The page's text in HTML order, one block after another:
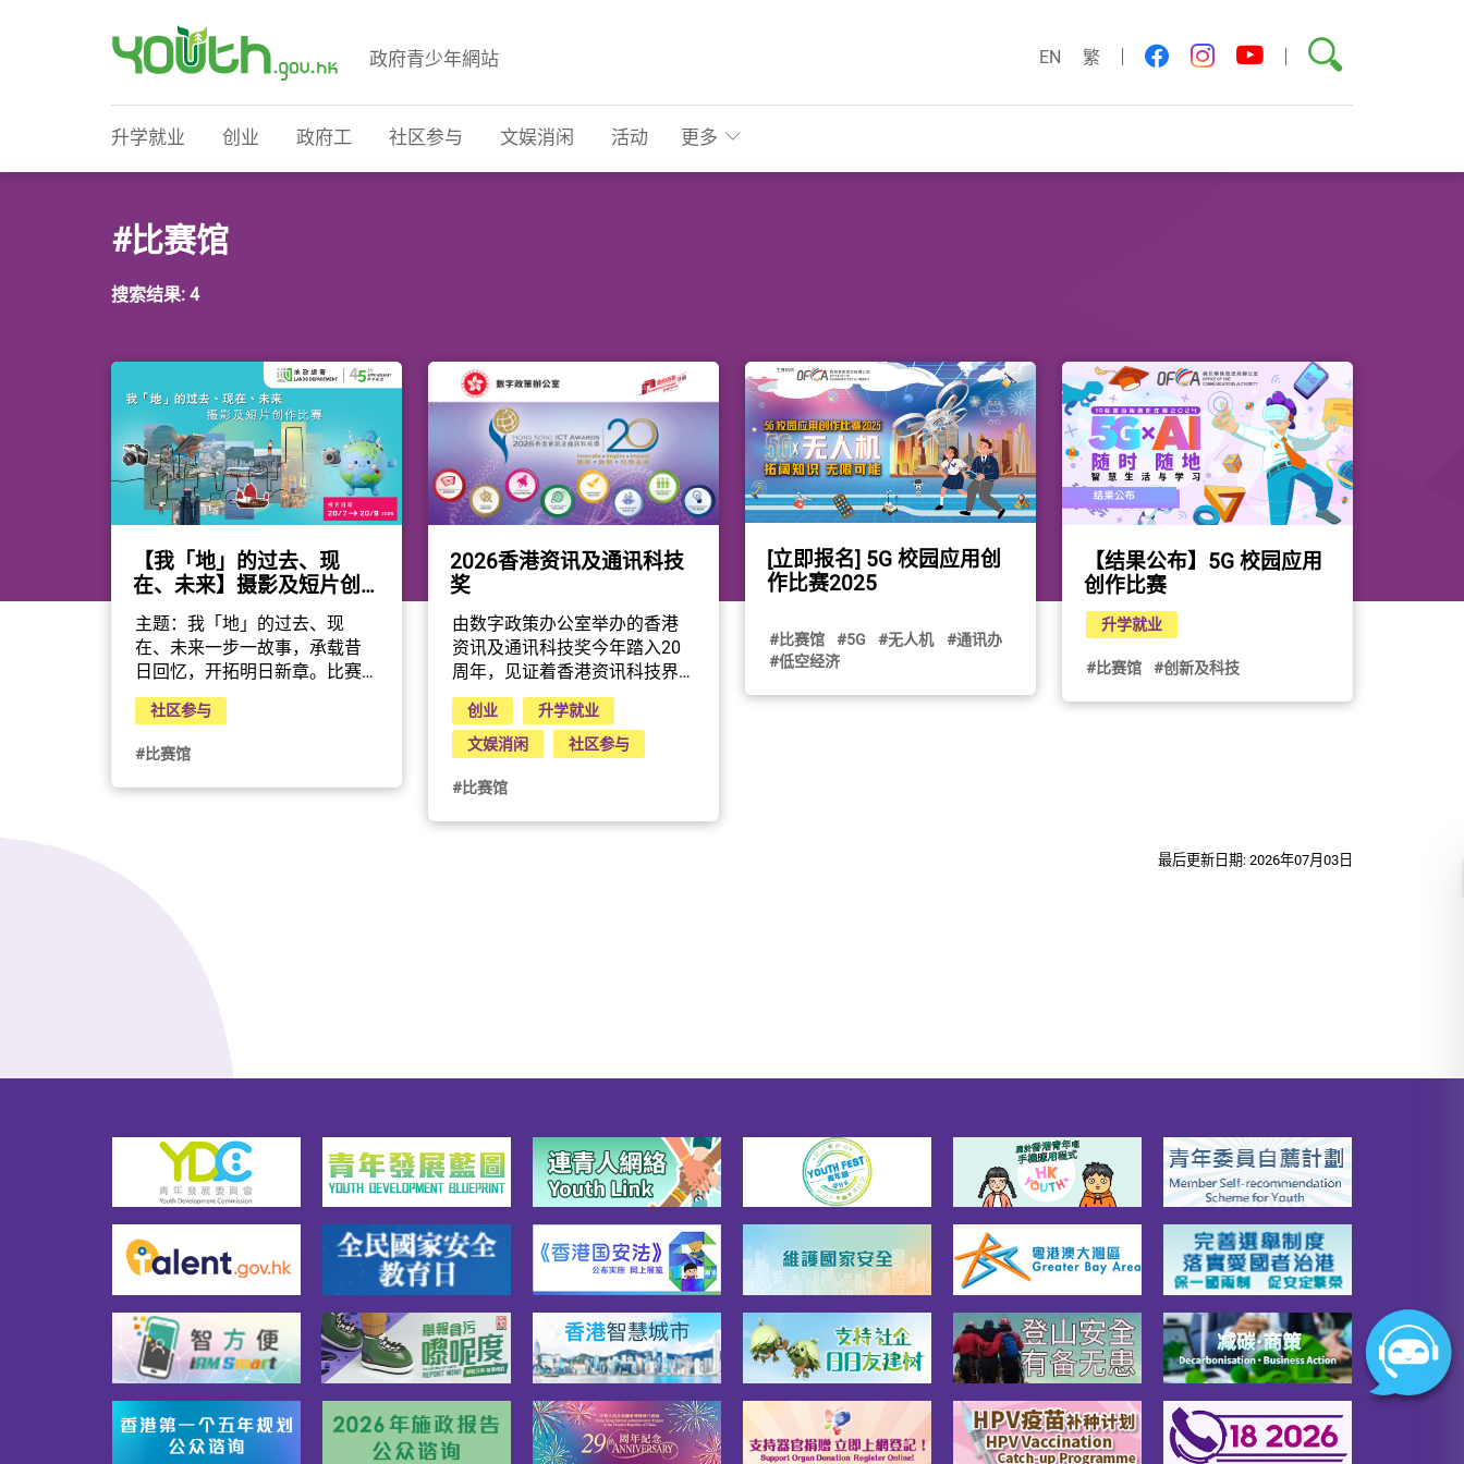
政府青少年網站 EN 繁 facebookinstagram
youtube
搜索
升学就业 创业 政府工 社区参与 文娱消闲 活动 更多
#比赛馆
搜索结果: 4
【我「地」的过去、现
在、未来】摄影及短片创
作比赛
主题：我「地」的过去、现
在、未来一步一故事，承载昔
日回忆，开拓明日新章。比赛
目的：地政总署将于2027年庆
祝成立45周年！请从你的视角
出发，运用镜头捕捉地景蜕变
和城郊共融，记录我们与土地
及建筑的连系，展现当中的故
军：港币3,000元购物礼券季
位得奖者／每个得奖组别亦会
获得地政总署吉祥物「地宝
宝」的纪念品一套。所有参赛
者将获发电子参赛证书。此
外，所有得奖者将获颁纸本奖
状。比赛结果将于2027年第一
季在地政总署网站、
hkmapping Facebook及
Instagram专页内公布。得奖者
将接获电邮通知结果及领奖事
宜。
社区参与
#比赛馆
2026香港资讯及通讯科技
奖
由数字政策办公室举办的香港
资讯及通讯科技奖今年踏入20
周年，见证着香港资讯科技界
二十载的卓越成就。奖项旨在
表扬及推广优秀的资讯及通讯
科技发明和应用，以鼓励香港
和卓越，谋求更佳和更具创意
方面取得杰出成就的参赛作
名，费用全免！
创业
升学就业
文娱消闲
社区参与
#比赛馆
[立即报名] 5G 校园应用创
作比赛2025
#比赛馆 #5G #无人机
#通讯办
#低空经济
【结果公布】5G 校园应用
创作比赛
升学就业
#比赛馆 #创新及科技
最后更新日期: 2026年07月03日